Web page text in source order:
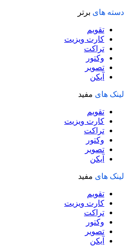
دسته های برتر
تقویم
کارت ویزیت
تراکت
وکتور
تصویر
آیکن
لینک های مفید
تقویم
کارت ویزیت
تراکت
وکتور
تصویر
آیکن
لینک های مفید
تقویم
کارت ویزیت
تراکت
وکتور
تصویر
آیکن